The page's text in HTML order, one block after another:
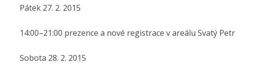
Pátek 27. 2. 2015
14:00–21:00 prezence a nové registrace v areálu Svatý Petr
Sobota 28. 2. 2015